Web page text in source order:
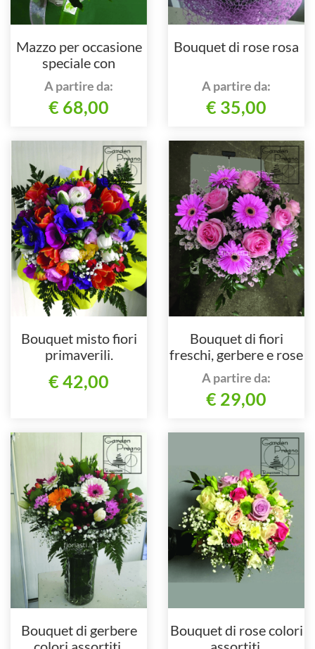
Mazzo per occasione
speciale con
cioccolatini e vino
A partire da:
€ 68,00
Bouquet di rose rosa
A partire da:
€ 35,00
Bouquet misto fiori
primaverili.
€ 42,00
Bouquet di fiori
freschi, gerbere e rose
colore rosa.
A partire da:
€ 29,00
Bouquet di gerbere
Bouquet di rose colori